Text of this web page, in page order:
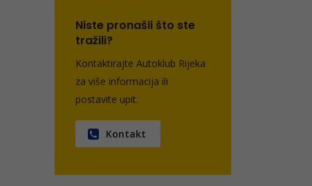
Niste pronašli što ste
tražili?
Kontaktirajte Autoklub Rijeka
za više informacija ili
postavite upit.
Kontakt